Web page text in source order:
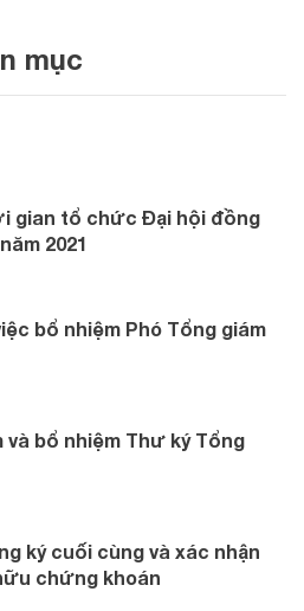
mục
gian tổ chức Đại hội đồng
2021
bổ nhiệm Phó Tổng giám
và bổ nhiệm Thư ký Tổng
ký cuối cùng và xác nhận
chứng khoán